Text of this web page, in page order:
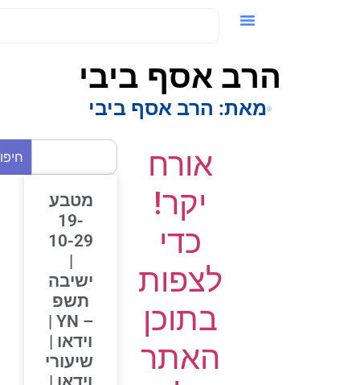
הרב אסף ביבי
מאת:הרב אסף ביבי
אורח
יקר!
כדי
לצפות
בתוכן
האתר
חיפוש
מטבע
19-
10-29
ישיבה
תשפ
– YN |
וידאו |
שיעורי